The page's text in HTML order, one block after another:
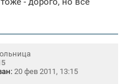
20 фев 2011, 13:15